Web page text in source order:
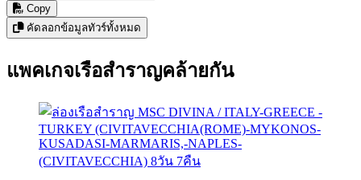
Copy
คัดลอกข้อมูลทัวร์ทั้งหมด
แพคเกจเรือสำราญคล้ายกัน